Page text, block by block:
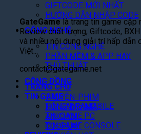
GIFTCODE MỚI NHẤT
HƯỚNG DẪN NHẬP CODE
CÔNG NGHỆ
TIN CÔNG NGHỆ
PHẦN MỀM & APP HAY
THỦ THUẬT
CỘNG ĐỒNG
TRUYỆN-PHIM
HÓNG DRAMA
ĂN CHƠI
COSPLAY
GateGamelà trang tin game cập
Review chất lượng, Giftcode,
và nhiều nội dung giải trí hấp dẫn
Việt...
contact@gategame.net
TRANG CHỦ
TIN GAME
TIN GAME MOBILE
TIN GAME PC
TIN GAME CONSOLE